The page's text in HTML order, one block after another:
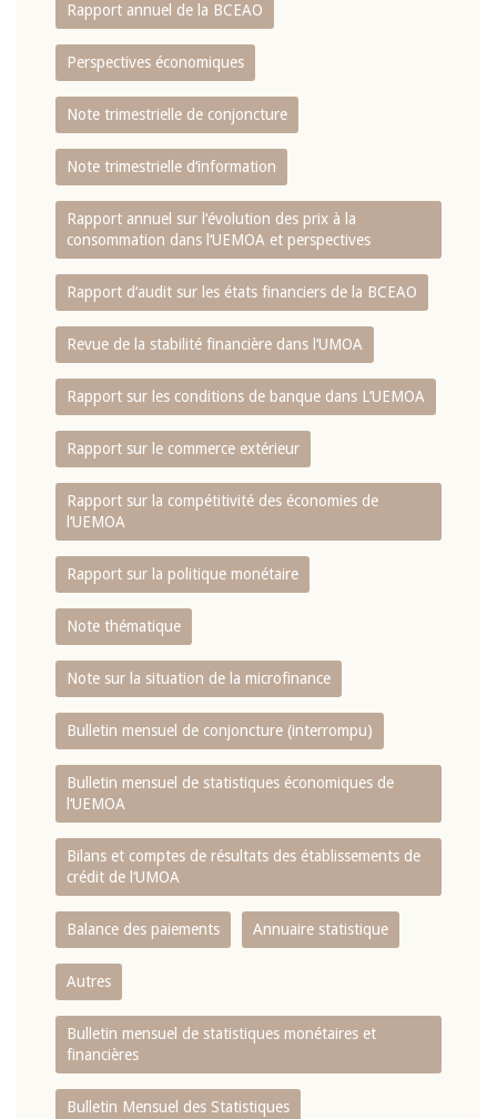
Rapport annuel de la BCEAO
Perspectives économiques
Note trimestrielle de conjoncture
Note trimestrielle d‘information
Rapport annuel sur l‘évolution des prix à la
consommation dans l‘UEMOA et perspectives
Rapport d‘audit sur les états financiers de la BCEAO
Revue de la stabilité financière dans l‘UMOA
Rapport sur les conditions de banque dans L‘UEMOA
Rapport sur le commerce extérieur
Rapport sur la compétitivité des économies de
l‘UEMOA
Rapport sur la politique monétaire
Note thématique
Note sur la situation de la microfinance
Bulletin mensuel de conjoncture (interrompu)
Bulletin mensuel de statistiques économiques de
l‘UEMOA
Bilans et comptes de résultats des établissements de
crédit de l‘UMOA
Balance des paiements Annuaire statistique
Autres
Bulletin mensuel de statistiques monétaires et
financières
Bulletin Mensuel des Statistiques